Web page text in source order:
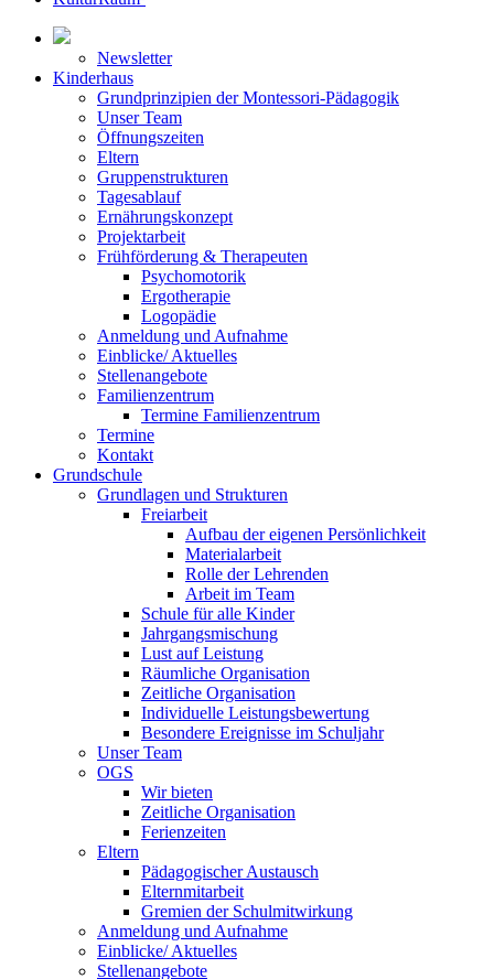
Newsletter
Kinderhaus
Grundprinzipien der Montessori-Pädagogik
Unser Team
Öffnungszeiten
Eltern
Gruppenstrukturen
Tagesablauf
Ernährungskonzept
Projektarbeit
Frühförderung & Therapeuten
Psychomotorik
Ergotherapie
Logopädie
Anmeldung und Aufnahme
Einblicke/ Aktuelles
Stellenangebote
Familienzentrum
Termine Familienzentrum
Termine
Kontakt
Grundschule
Grundlagen und Strukturen
Freiarbeit
Aufbau der eigenen Persönlichkeit
Materialarbeit
Rolle der Lehrenden
Arbeit im Team
Schule für alle Kinder
Jahrgangsmischung
Lust auf Leistung
Räumliche Organisation
Zeitliche Organisation
Individuelle Leistungsbewertung
Besondere Ereignisse im Schuljahr
Unser Team
OGS
Wir bieten
Zeitliche Organisation
Ferienzeiten
Eltern
Pädagogischer Austausch
Elternmitarbeit
Gremien der Schulmitwirkung
Anmeldung und Aufnahme
Einblicke/ Aktuelles
Stellenangebote